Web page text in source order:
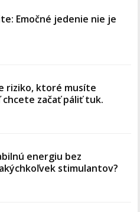
Emočné jedenie nie je
riziko, ktoré musíte
chcete začať páliť tuk.
energiu bez
stimulantov?